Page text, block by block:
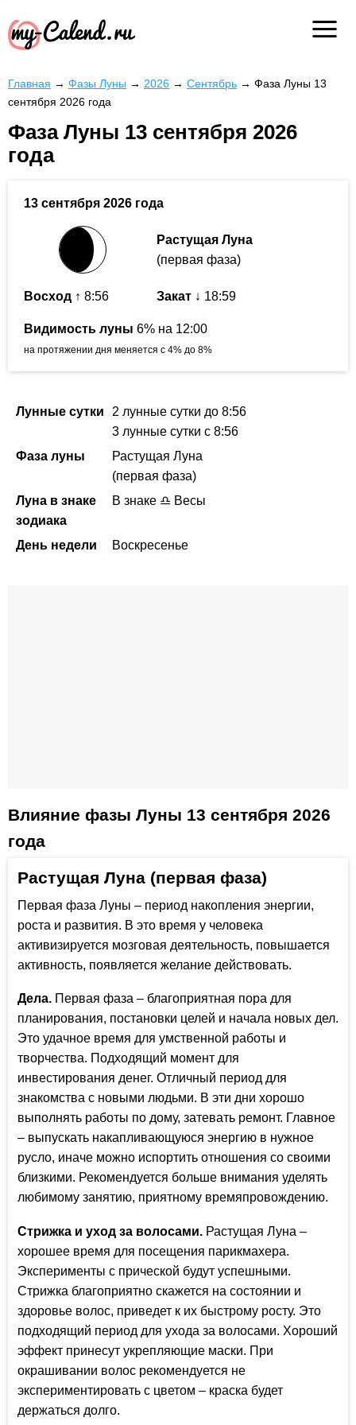
Главная → Фазы Луны → 2026 → Сентябрь → Фаза Луны 13
сентября 2026 года
Фаза Луны 13 сентября 2026
года
13 сентября 2026 года
Растущая Луна
(первая фаза)
Восход ↑ 8:56 Закат ↓ 18:59
Видимость луны 6% на 12:00
на протяжении дня меняется с 4% до 8%
Лунные сутки 2 лунные сутки до 8:56
3 лунные сутки с 8:56
Фаза луны
Растущая Луна
(первая фаза)
Луна в знаке
зодиака
В знаке ♎ Весы
День недели Воскресенье
Влияние фазы Луны 13 сентября 2026
года
Растущая Луна (первая фаза)
Первая фаза Луны – период накопления энергии,
роста и развития. В это время у человека
активизируется мозговая деятельность, повышается
активность, появляется желание действовать.
Дела. Первая фаза – благоприятная пора для
планирования, постановки целей и начала новых дел.
Это удачное время для умственной работы и
творчества. Подходящий момент для
инвестирования денег. Отличный период для
знакомства с новыми людьми. В эти дни хорошо
выполнять работы по дому, затевать ремонт. Главное
– выпускать накапливающуюся энергию в нужное
русло, иначе можно испортить отношения со своими
близкими. Рекомендуется больше внимания уделять
любимому занятию, приятному времяпровождению.
Стрижка и уход за волосами. Растущая Луна –
хорошее время для посещения парикмахера.
Эксперименты с прической будут успешными.
Стрижка благоприятно скажется на состоянии и
здоровье волос, приведет к их быстрому росту. Это
подходящий период для ухода за волосами. Хороший
эффект принесут укрепляющие маски. При
окрашивании волос рекомендуется не
экспериментировать с цветом – краска будет
держаться долго.